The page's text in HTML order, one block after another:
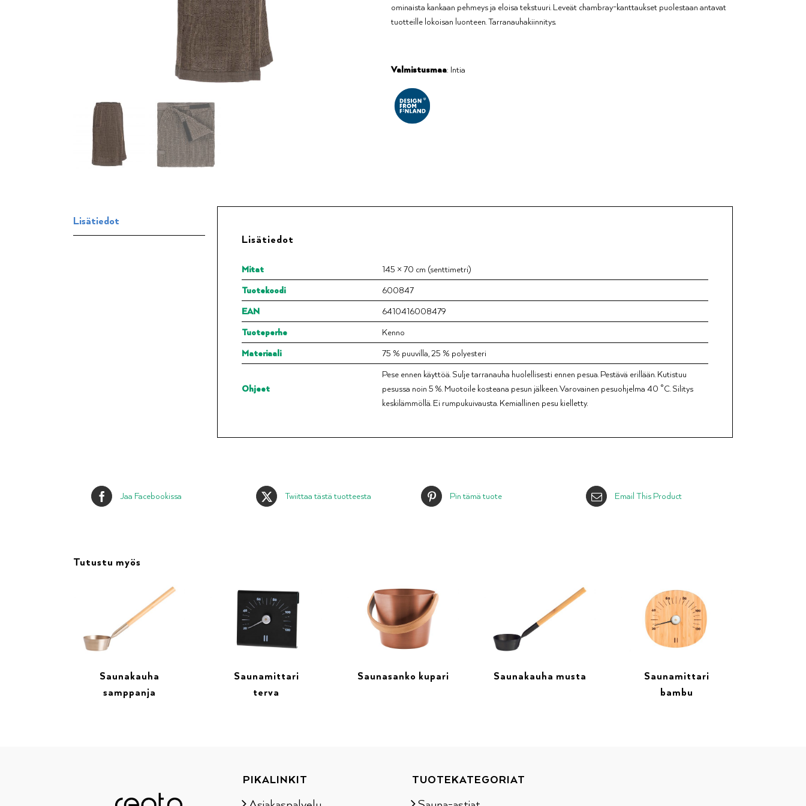
ominaista kankaan pehmeys ja eloisa tekstuuri. Leveät chambray-kanttaukset puolestaan antavat
tuotteille lokoisan luonteen. Tarranauhakiinnitys.
Valmistusmaa: Intia
Lisätiedot
Lisätiedot
Mitat
145 × 70 cm (senttimetri)
Tuotekoodi
600847
EAN
6410416008479
Tuoteperhe
Kenno
Materiaali
75 % puuvilla, 25 % polyesteri
Ohjeet
Pese ennen käyttöä. Sulje tarranauha huolellisesti ennen pesua. Pestävä erillään. Kutistuu
pesussa noin 5 %. Muotoile kosteana pesun jälkeen. Varovainen pesuohjelma 40 °C. Silitys
keskilämmöllä. Ei rumpukuivausta. Kemiallinen pesu kielletty.
Jaa Facebookissa Twiittaa tästä tuotteesta Pin tämä tuote Email This Product
Tutustu myös
Saunakauha
samppanja
Saunamittari
terva
Saunasanko kupari Saunakauha musta
Saunamittari
bambu
PIKALINKIT TUOTEKATEGORIAT